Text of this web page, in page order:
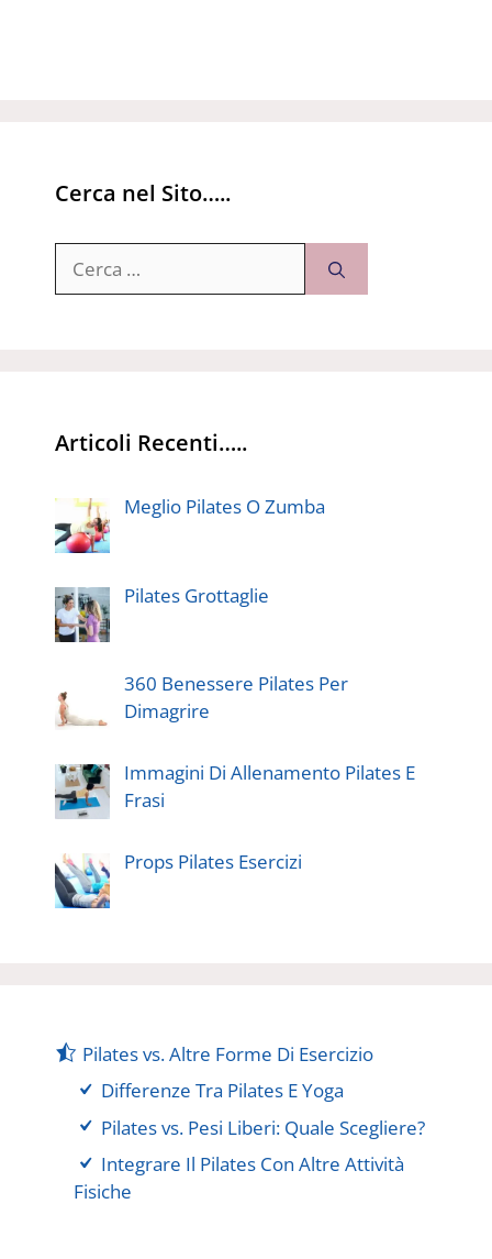
Cerca nel Sito…..
per:
Articoli Recenti…..
Meglio Pilates O Zumba
Pilates Grottaglie
360 Benessere Pilates Per
Dimagrire
Immagini Di Allenamento Pilates E
Frasi
Props Pilates Esercizi
Pilates vs. Altre Forme Di Esercizio
Differenze Tra Pilates E Yoga
Pilates vs. Pesi Liberi: Quale Scegliere?
Integrare Il Pilates Con Altre Attività
Fisiche